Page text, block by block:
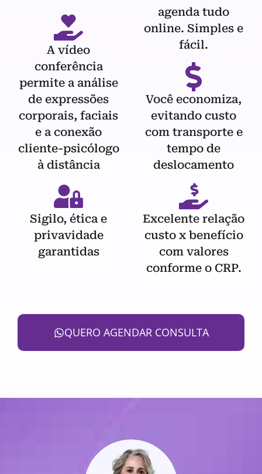
A vídeo
conferência
permite a análise
de expressões
corporais, faciais
e a conexão
cliente-psicólogo
à distância
Sigilo, ética e
privavidade
garantidas
agenda tudo
online. Simples e
fácil.
Você economiza,
evitando custo
com transporte e
tempo de
deslocamento
Excelente relação
custo x benefício
com valores
conforme o CRP.
QUERO AGENDAR CONSULTA